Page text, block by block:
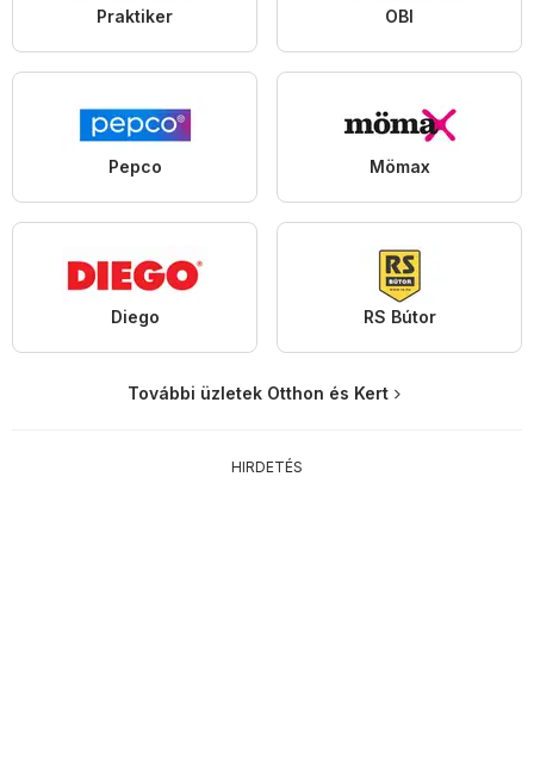
Praktiker OBI
Pepco Mömax
Diego RS Bútor
További üzletek Otthon és Kert
HIRDETÉS